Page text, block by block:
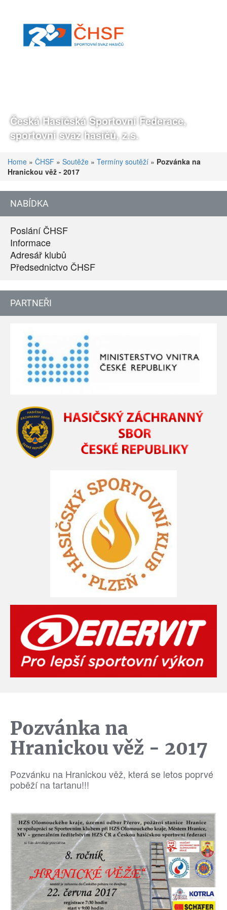
Česká Hasičská Sportovní Federace,
sportovní svaz hasičů, z.s.
Home » ČHSF » Soutěže » Termíny soutěží » Pozvánka na
Hranickou věž - 2017
NABÍDKA
Poslání ČHSF
Informace
Adresář klubů
Předsednictvo ČHSF
PARTNEŘI
Pozvánka na
Hranickou věž - 2017
Pozvánku na Hranickou věž, která se letos poprvé
poběží na tartanu!!!